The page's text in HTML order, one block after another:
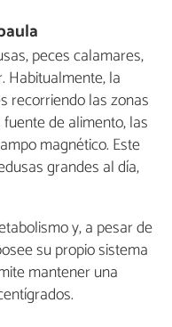
peces calamares,
Habitualmente, la
recorriendo las zonas
de alimento, las
magnético. Este
grandes al día,
y, a pesar de
su propio sistema
mantener una